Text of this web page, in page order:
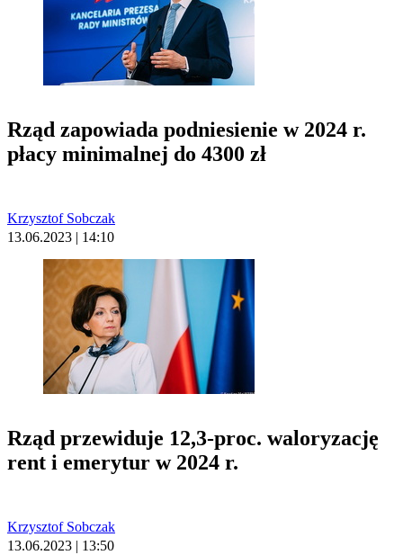
Rząd zapowiada podniesienie w 2024 r.
płacy minimalnej do 4300 zł
Krzysztof Sobczak
13.06.2023 | 14:10
Rząd przewiduje 12,3-proc. waloryzację
rent i emerytur w 2024 r.
Krzysztof Sobczak
13.06.2023 | 13:50